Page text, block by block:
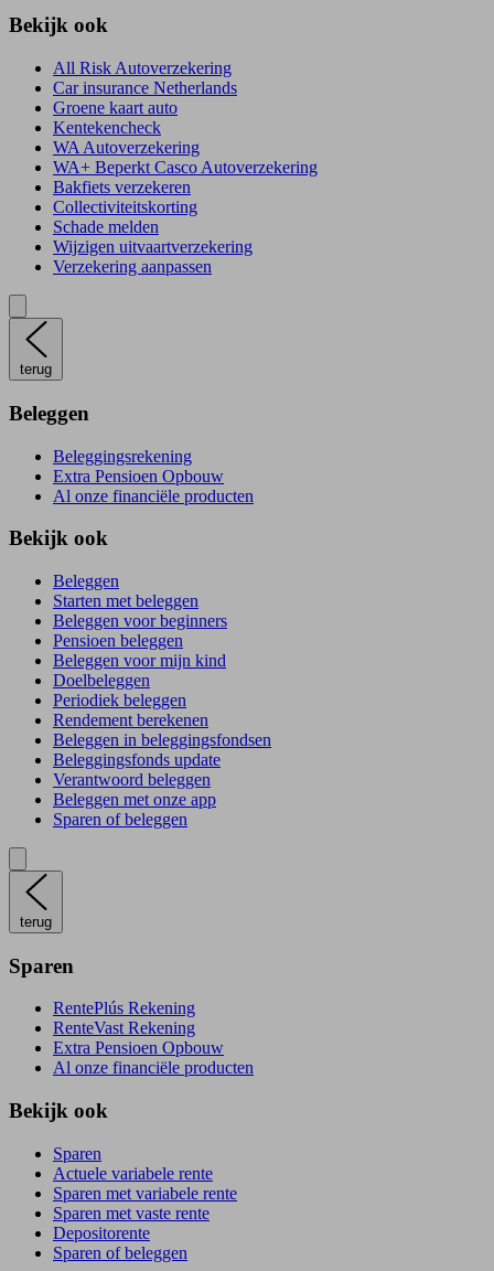
Bekijk ook
All Risk Autoverzekering
Car insurance Netherlands
Groene kaart auto
Kentekencheck
WA Autoverzekering
WA+ Beperkt Casco Autoverzekering
Bakfiets verzekeren
Collectiviteitskorting
Schade melden
Wijzigen uitvaartverzekering
Verzekering aanpassen
terug
Beleggen
Beleggingsrekening
Extra Pensioen Opbouw
Al onze financiële producten
Bekijk ook
Beleggen
Starten met beleggen
Beleggen voor beginners
Pensioen beleggen
Beleggen voor mijn kind
Doelbeleggen
Periodiek beleggen
Rendement berekenen
Beleggen in beleggingsfondsen
Beleggingsfonds update
Verantwoord beleggen
Beleggen met onze app
Sparen of beleggen
terug
Sparen
RentePlús Rekening
RenteVast Rekening
Extra Pensioen Opbouw
Al onze financiële producten
Bekijk ook
Sparen
Actuele variabele rente
Sparen met variabele rente
Sparen met vaste rente
Depositorente
Sparen of beleggen